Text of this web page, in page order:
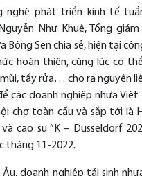
nghệ phát triển kinh tế
Như Khuê, Tổng
Bông Sen chia sẻ, hiện tại
hoàn thiện, cùng lúc có
tẩy rửa… cho ra nguyên
các doanh nghiệp nhựa
chợ toàn cầu và sắp tới là
cao su “K – Dusseldorf
tháng 11-2022.
Âu, doanh nghiệp tái sinh